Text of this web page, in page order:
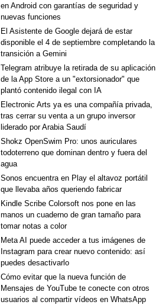
en Android con garantías de seguridad y
nuevas funciones
El Asistente de Google dejará de estar
disponible el 4 de septiembre completando la
transición a Gemini
Telegram atribuye la retirada de su aplicación
de la App Store a un "extorsionador" que
plantó contenido ilegal con IA
Electronic Arts ya es una compañía privada,
tras cerrar su venta a un grupo inversor
liderado por Arabia Saudí
Shokz OpenSwim Pro: unos auriculares
todoterreno que dominan dentro y fuera del
agua
Sonos encuentra en Play el altavoz portátil
que llevaba años queriendo fabricar
Kindle Scribe Colorsoft nos pone en las
manos un cuaderno de gran tamaño para
tomar notas a color
Meta AI puede acceder a tus imágenes de
Instagram para crear nuevo contenido: así
puedes desactivarlo
Cómo evitar que la nueva función de
Mensajes de YouTube te conecte con otros
usuarios al compartir vídeos en WhatsApp